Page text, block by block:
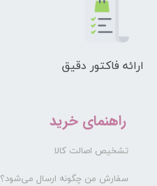
ارائه فاکتور دقیق
راهنمای خرید
تشخیص اصالت کالا
سفارش من چگونه ارسال می‌شود؟